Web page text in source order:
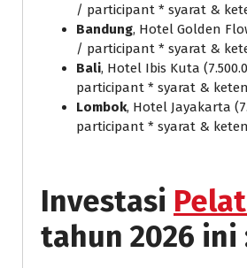
/ participant * syarat &
Bandung, Hotel Golden
/ participant * syarat &
Bali, Hotel Ibis Kuta
participant * syarat &
Lombok, Hotel Jayakarta
participant * syarat &
Investasi
tahun 2026 ini